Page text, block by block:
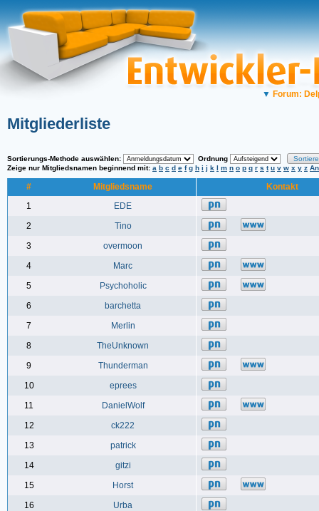
▼ Forum:
Mitgliederliste
Sortierungs-Methode auswählen:
Ordnung
Zeige nur Mitgliedsnamen beginnend mit: a b c d e f g h i j k l m n o p q r s t u v w x y z
# Mitgliedsname
Kontakt
1
EDE
2
Tino
3
overmoon
4
Marc
5
Psychoholic
6
barchetta
7
Merlin
8
TheUnknown
9
Thunderman
10
eprees
11
DanielWolf
12
ck222
13
patrick
14
gitzi
15
Horst
16
Urba